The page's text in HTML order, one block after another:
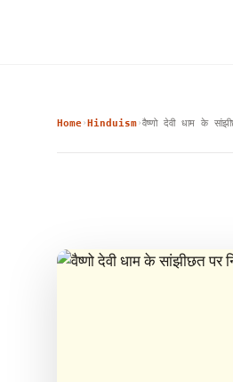
Home›Hinduism›वैष्णो देवी धाम के